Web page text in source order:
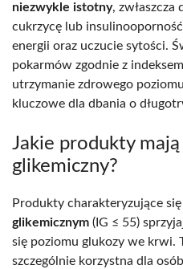
niezwykle istotny, zwłaszcza
cukrzycę lub
energii oraz uczucie sytości.
pokarmów zgodnie z
utrzymanie zdrowego
kluczowe dla dbania o
Jakie produkty
glikemiczny?
Produkty charakteryzujące się
glikemicznym (IG ≤ 55)
się poziomu glukozy we krwi.
szczególnie korzystna dla